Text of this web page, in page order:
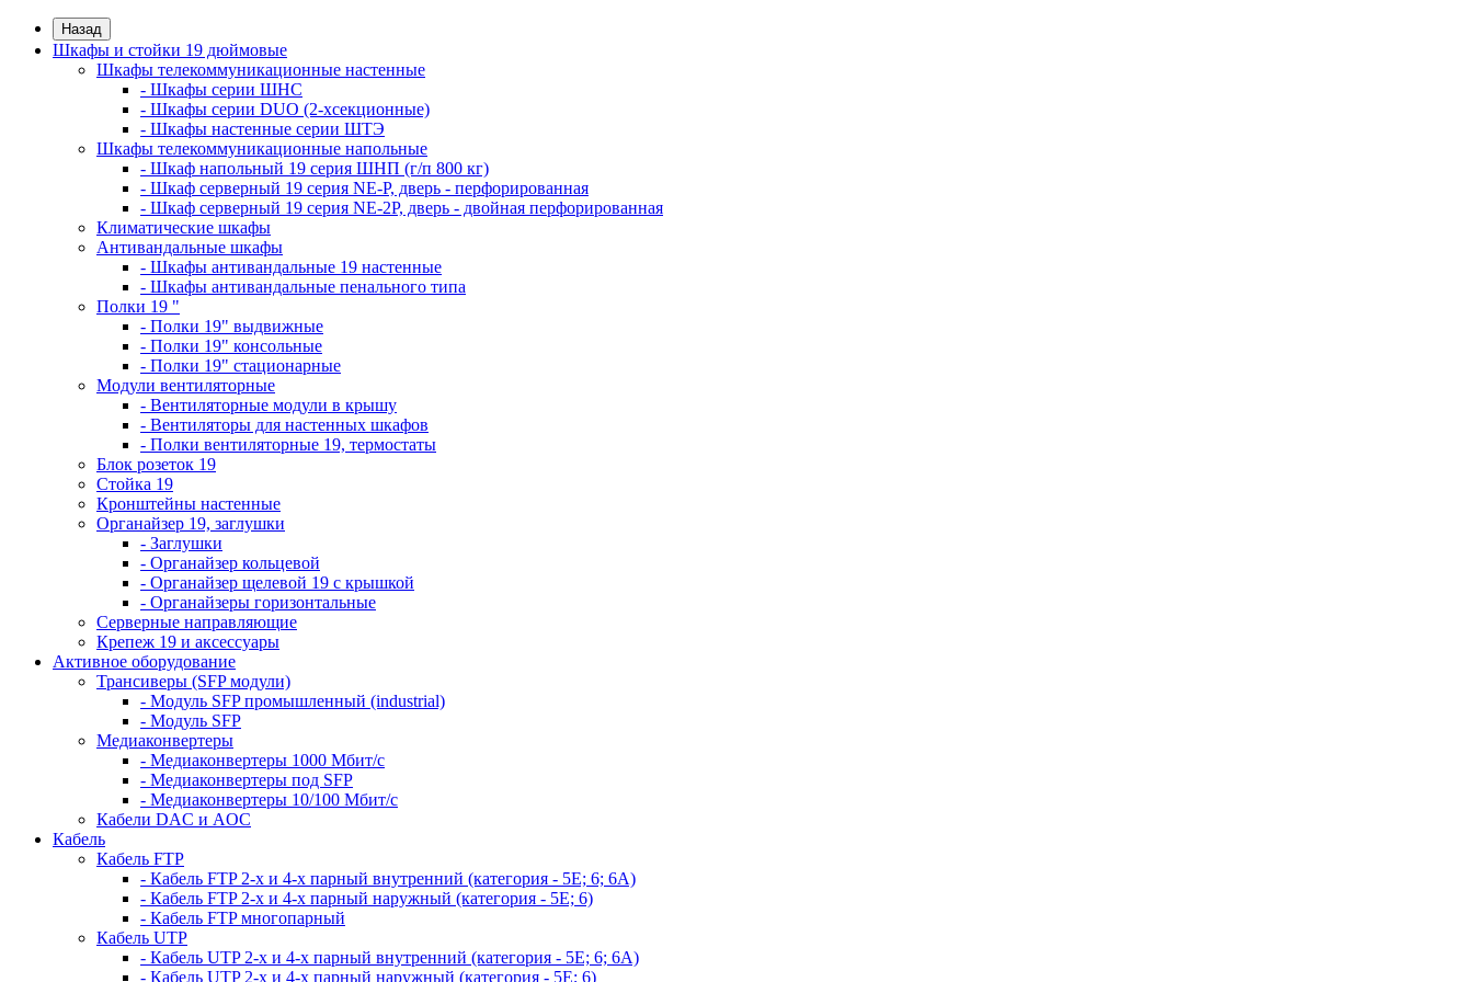
Назад
Шкафы и стойки 19 дюймовые
Шкафы телекоммуникационные настенные
- Шкафы серии ШНС
- Шкафы серии DUO (2-хсекционные)
- Шкафы настенные серии ШТЭ
Шкафы телекоммуникационные напольные
- Шкаф напольный 19 серия ШНП (г/п 800 кг)
- Шкаф серверный 19 серия NE-P, дверь - перфорированная
- Шкаф серверный 19 серия NE-2P, дверь - двойная перфорированная
Климатические шкафы
Антивандальные шкафы
- Шкафы антивандальные 19 настенные
- Шкафы антивандальные пенального типа
Полки 19 "
- Полки 19" выдвижные
- Полки 19" консольные
- Полки 19" стационарные
Модули вентиляторные
- Вентиляторные модули в крышу
- Вентиляторы для настенных шкафов
- Полки вентиляторные 19, термостаты
Блок розеток 19
Стойка 19
Кронштейны настенные
Органайзер 19, заглушки
- Заглушки
- Органайзер кольцевой
- Органайзер щелевой 19 с крышкой
- Органайзеры горизонтальные
Серверные направляющие
Крепеж 19 и аксессуары
Активное оборудование
Трансиверы (SFP модули)
- Модуль SFP промышленный (industrial)
- Модуль SFP
Медиаконвертеры
- Медиаконвертеры 1000 Мбит/с
- Медиаконвертеры под SFP
- Медиаконвертеры 10/100 Мбит/с
Кабели DAC и AOC
Кабель
Кабель FTP
- Кабель FTP 2-х и 4-х парный внутренний (категория - 5Е; 6; 6А)
- Кабель FTP 2-х и 4-х парный наружный (категория - 5Е; 6)
- Кабель FTP многопарный
Кабель UTP
- Кабель UTP 2-х и 4-х парный внутренний (категория - 5Е; 6; 6А)
- Кабель UTP 2-х и 4-х парный наружный (категория - 5Е; 6)